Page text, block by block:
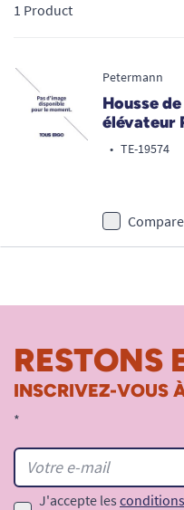
1 Product
Petermann
Housse
élévateur
• TE-19574
RESTONS
INSCRIVEZ-VOUS
*
J'accepte les